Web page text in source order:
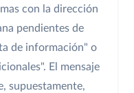
con la dirección
pendientes de
de información" o
El mensaje
supuestamente,